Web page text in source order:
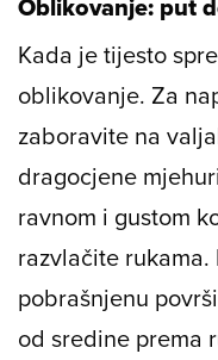
Oblikovanje: put
Kada je tijesto
oblikovanje. Za
zaboravite na
dragocjene
ravnom i gustom
razvlačite
pobrašnjenu
od sredine prema